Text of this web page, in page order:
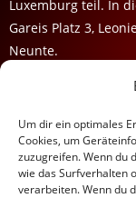
Um dir ein optimales
Cookies, um
zuzugreifen. Wenn du
wie das Surfverhalten
verarbeiten. Wenn du
Luxemburg teil. In
Gareis Platz 3,
Neunte.
Datenschutz /
Kontakt
Vereinsbus